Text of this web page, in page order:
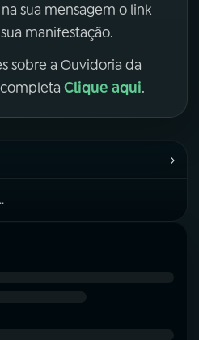
sua mensagem o link
manifestação.
sobre a Ouvidoria da
completa Clique aqui.
›